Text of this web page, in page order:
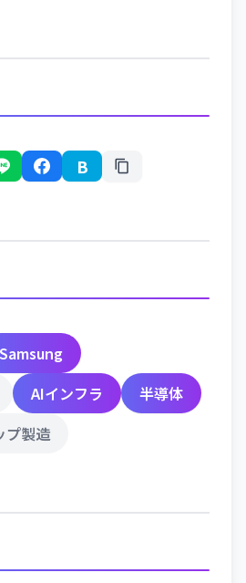
B
Samsung
AIインフラ
半導体
プ製造